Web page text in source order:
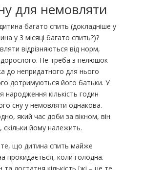
для немовляти
багато спить (докладніше у
у 3 місяці багато спить?)?
відрізняються від норм,
Не треба з пелюшок
до непридатного для нього
дотримуються його батьки. У
народження кількість годин
сну у немовляти однакова.
який час доби за вікном, він
скільки йому належить.
що дитина спить майже
прокидається, коли голодна.